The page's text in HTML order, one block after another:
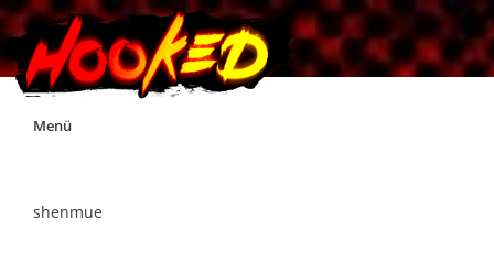
Skip
Menü
shenmue